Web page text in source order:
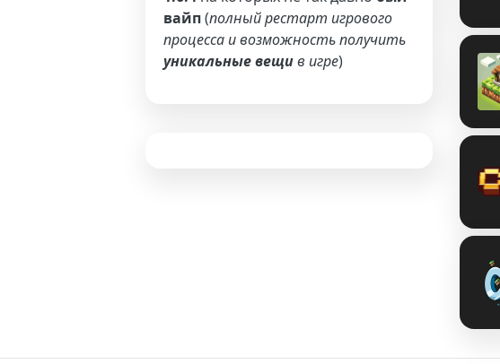
вайп(полный рестарт игрового
процесса и возможность получить
уникальные вещив игре)